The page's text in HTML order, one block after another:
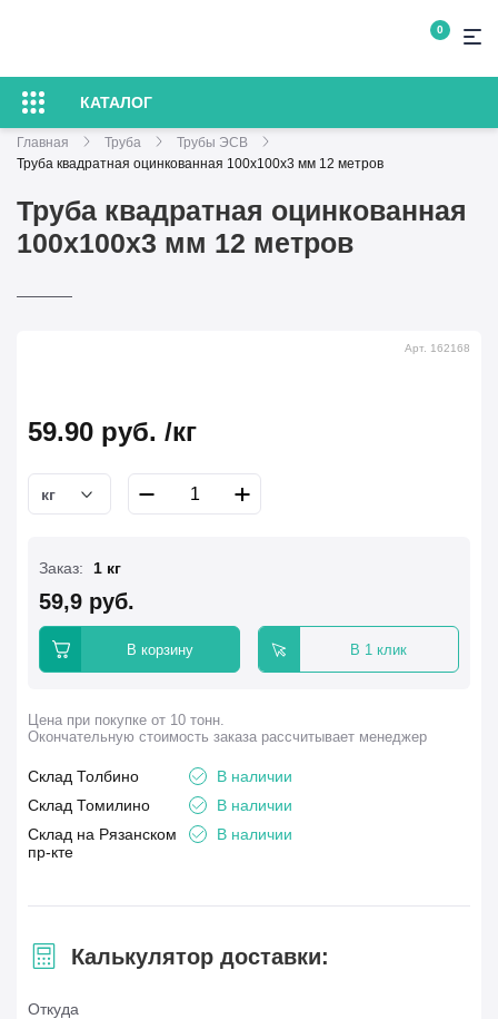
0
КАТАЛОГ
Главная Труба
Трубы ЭСВ
Труба квадратная оцинкованная 100х100х3 мм 12 метров
Труба квадратная оцинкованная
100х100х3 мм 12 метров
Арт. 162168
59.90 руб. /кг
кг
Заказ: 1 кг
59,9 руб.
В корзину В 1 клик
Цена при покупке от 10 тонн.
Окончательную стоимость заказа рассчитывает менеджер
Склад Толбино
В наличии
Склад Томилино
В наличии
Склад на Рязанском
пр-кте
В наличии
Калькулятор доставки:
Откуда